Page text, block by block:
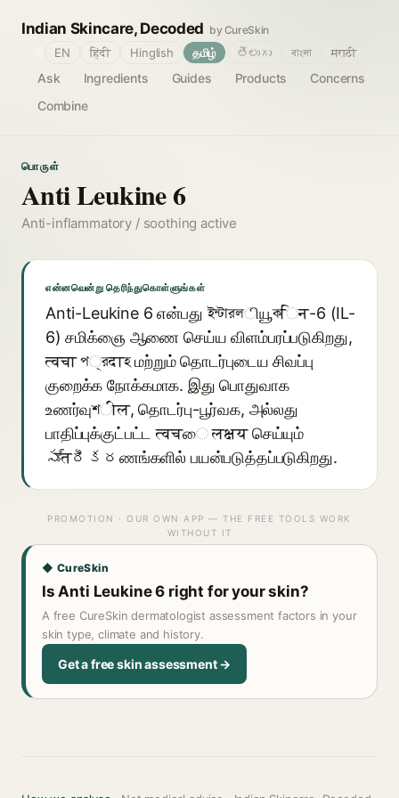
Indian Skincare, Decoded by CureSkin
Ask Ingredients Guides Products
Concerns
Combine
EN हिंदी Hinglish தமிழ் తెలుగు বাংলা मराठी
பொருள்
Anti Leukine 6
Anti-inflammatory / soothing active
என்னவென்று தெரிந்துகொள்ளுங்கள்
Anti-Leukine 6 என்பது ইন্টারলியூকिन-6 (IL-
6) சமிக்ஞை ஆணை செய்ய விளம்பரப்படுகிறது,
त्वचा প्রदाহ மற்றும் தொடர்புடைய சிவப்பு
குறைக்க நோக்கமாக. இது பொதுவாக
உணர்வுশील, தொடர்பு-பூர்வக, அல்லது
பாதிப்புக்குட்பட்ட त्वचை लक्ष्य செய்யும்
సూत్రీకరணங்களில் பயன்படுத்தப்படுகிறது.
PROMOTION · OUR OWN APP — THE FREE TOOLS WORK
WITHOUT IT
◆ CureSkin
Is Anti Leukine 6 right for your skin?
A free CureSkin dermatologist assessment factors in your
skin type, climate and history.
Get a free skin assessment →